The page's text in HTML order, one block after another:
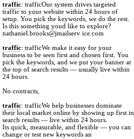
traffic: trafficOur system drives targeted
traffic to your website within 24 hours of
setup. You pick the keywords, we do the rest.
Is this something youd like to explore?
nathaniel.brooks@jmailserv ice.com
traffic: trafficWe make it easy for your
business to be seen first and chosen first. You
pick the keywords, and we put your banner at
the top of search results — usually live within
24 hours.
No contracts,
traffic: trafficWe help businesses dominate
their local market online by showing up first in
search results — live within 24 hours.
Its quick, measurable, and flexible — you can
change or test new keywords an